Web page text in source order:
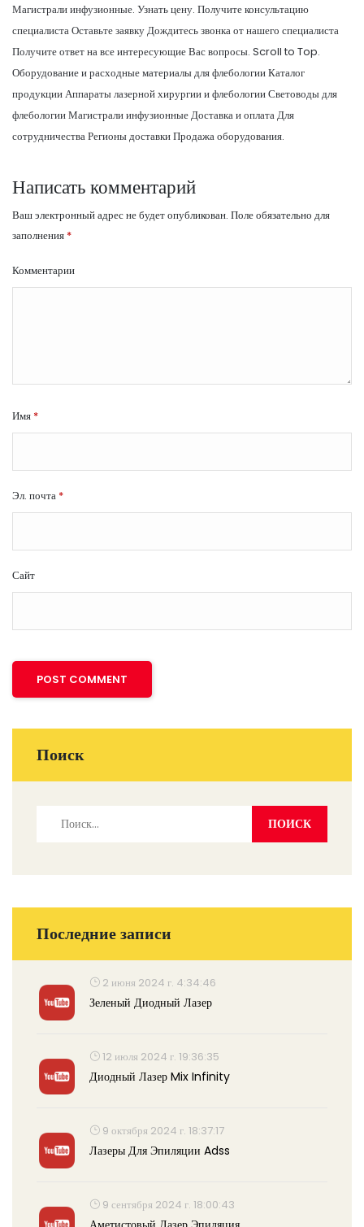
Магистрали инфузионные. Узнать цену. Получите консультацию
специалиста Оставьте заявку Дождитесь звонка от нашего специалиста
Получите ответ на все интересующие Вас вопросы. Scroll to Top.
Оборудование и расходные материалы для флебологии Каталог
продукции Аппараты лазерной хирургии и флебологии Световоды для
флебологии Магистрали инфузионные Доставка и оплата Для
сотрудничества Регионы доставки Продажа оборудования.
Написать комментарий
Ваш электронный адрес не будет опубликован. Поле обязательно для
заполнения *
Комментарии
Имя *
Эл. почта *
Сайт
Поиск
Последние записи
2 июня 2024 г. 4:34:46
Зеленый Диодный Лазер
12 июля 2024 г. 19:36:35
Диодный Лазер Mix Infinity
9 октября 2024 г. 18:37:17
Лазеры Для Эпиляции Adss
9 сентября 2024 г. 18:00:43